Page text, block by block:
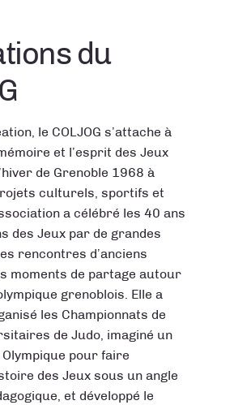
du
le COLJOG s’attache à
et l’esprit des Jeux
de Grenoble 1968 à
culturels, sportifs et
a célébré les 40 ans
des Jeux par de grandes
rencontres d’anciens
moments de partage autour
grenoblois. Elle a
les Championnats de
de Judo, imaginé un
Olympique pour faire
des Jeux sous un angle
et développé le